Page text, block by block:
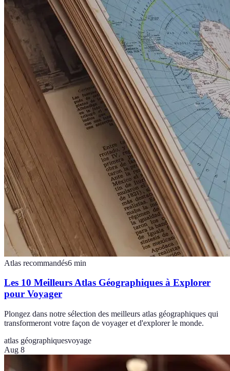
Atlas recommandés6 min
Les 10 Meilleurs Atlas Géographiques à Explorer
pour Voyager
Plongez dans notre sélection des meilleurs atlas géographiques qui
transformeront votre façon de voyager et d'explorer le monde.
atlas géographiquesvoyage
Aug 8